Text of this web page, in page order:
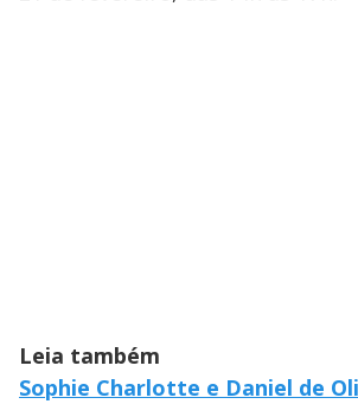
Leia também
Sophie Charlotte e Daniel de